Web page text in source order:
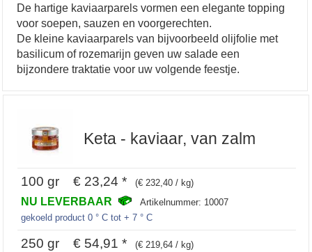
De hartige kaviaarparels vormen een elegante topping
voor soepen, sauzen en voorgerechten.
De kleine kaviaarparels van bijvoorbeeld olijfolie met
basilicum of rozemarijn geven uw salade een
bijzondere traktatie voor uw volgende feestje.
Keta - kaviaar, van zalm
100 gr € 23,24 * (€ 232,40 / kg)
NU LEVERBAAR
Artikelnummer: 10007
gekoeld product 0 ° C tot + 7 ° C
250 gr € 54,91 * (€ 219,64 / kg)